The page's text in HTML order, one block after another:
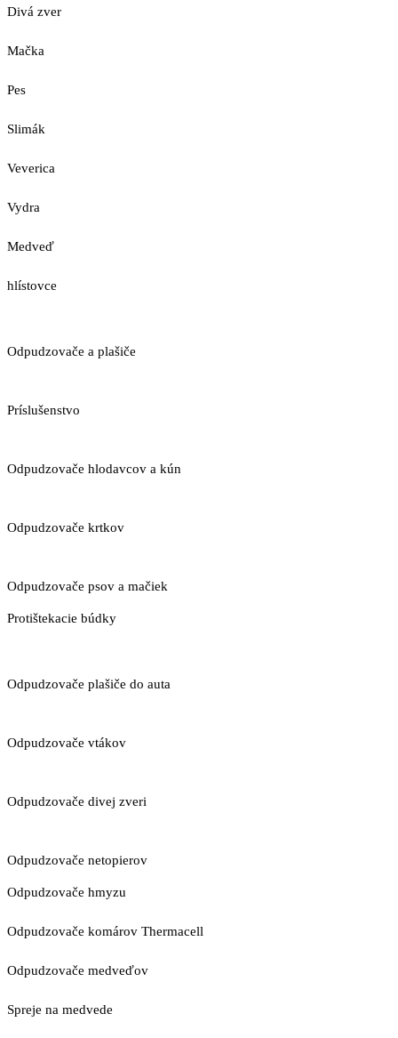
Divá zver
Mačka
Pes
Slimák
Veverica
Vydra
Medveď
hlístovce
Odpudzovače a plašiče
Príslušenstvo
Odpudzovače hlodavcov a kún
Odpudzovače krtkov
Odpudzovače psov a mačiek
Protištekacie búdky
Odpudzovače plašiče do auta
Odpudzovače vtákov
Odpudzovače divej zveri
Odpudzovače netopierov
Odpudzovače hmyzu
Odpudzovače komárov Thermacell
Odpudzovače medveďov
Spreje na medvede